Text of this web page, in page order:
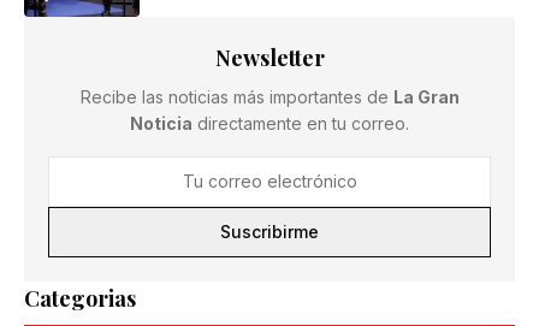
Categorias
Newsletter
Recibe las noticias más importantes de La Gran
Noticia directamente en tu correo.
Suscribirme